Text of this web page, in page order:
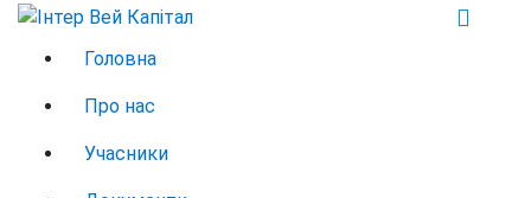
Перейти
контенту
Головна
Про нас
Учасники